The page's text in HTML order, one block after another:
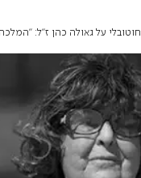
חוטובלי על גאולה כהן ז"ל: